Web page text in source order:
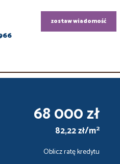
zostaw wiadomość
68 000 zł
82,22 zł/m2
Oblicz ratę kredytu